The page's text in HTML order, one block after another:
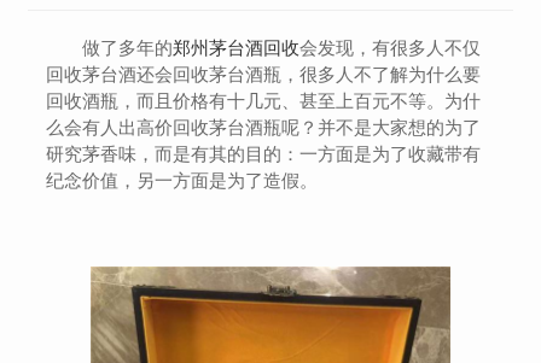
做了多年的郑州茅台酒回收会发现，有很多人不仅
回收茅台酒还会回收茅台酒瓶，很多人不了解为什么要
回收酒瓶，而且价格有十几元、甚至上百元不等。为什
么会有人出高价回收茅台酒瓶呢？并不是大家想的为了
研究茅香味，而是有其的目的：一方面是为了收藏带有
纪念价值，另一方面是为了造假。